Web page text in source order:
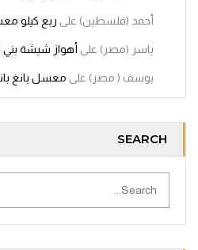
أحمد (فلسطين) على ربع كيلو
ياسر (مصر) على أهواز شيشة
يوسف ( مصر) على معسل بانغ
SEARCH